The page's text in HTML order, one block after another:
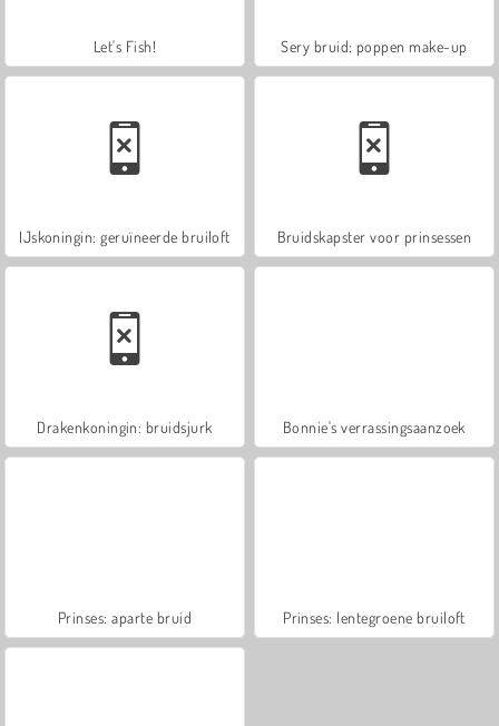
Let's Fish! Sery bruid: poppen make-up
IJskoningin: geruïneerde bruiloft Bruidskapster voor prinsessen
Drakenkoningin: bruidsjurk Bonnie's verrassingsaanzoek
Prinses: aparte bruid Prinses: lentegroene bruiloft